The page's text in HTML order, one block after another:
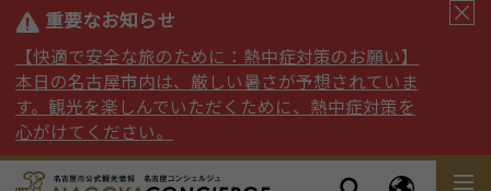
重要なお知らせ
【快適で安全な旅のために：熱中症対策のお願い】
本日の名古屋市内は、厳しい暑さが予想されていま
す。観光を楽しんでいただくために、熱中症対策を
心がけてください。